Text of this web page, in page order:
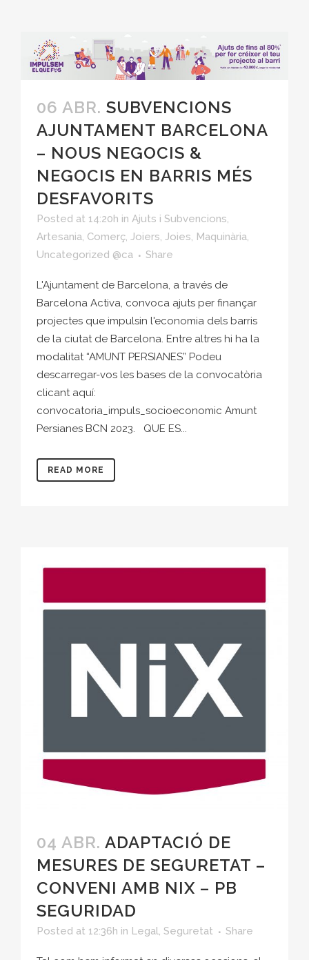
06 ABR. SUBVENCIONS
AJUNTAMENT BARCELONA
– NOUS NEGOCIS &
NEGOCIS EN BARRIS MÉS
DESFAVORITS
Posted at 14:20h in Ajuts i Subvencions,
Artesania, Comerç, Joiers, Joies, Maquinària,
Uncategorized @ca
Share
L'Ajuntament de Barcelona, a través de
Barcelona Activa, convoca ajuts per finançar
projectes que impulsin l'economia dels barris
de la ciutat de Barcelona. Entre altres hi ha la
modalitat “AMUNT PERSIANES” Podeu
descarregar-vos les bases de la convocatòria
clicant aquí:
convocatoria_impuls_socioeconomic Amunt
Persianes BCN 2023. QUE ES...
READ MORE
04 ABR. ADAPTACIÓ DE
MESURES DE SEGURETAT –
CONVENI AMB NIX – PB
SEGURIDAD
Posted at 12:36h in Legal, Seguretat Share